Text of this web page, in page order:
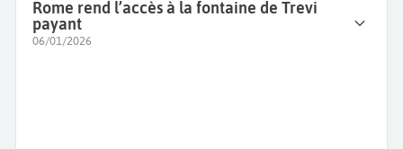
Rome rend l’accès à la fontaine de Trevi
payant
06/01/2026